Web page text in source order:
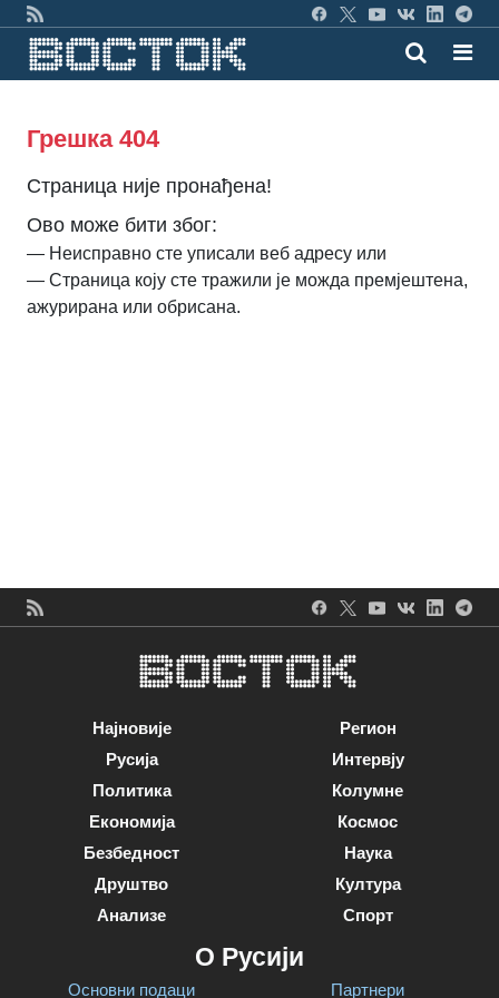
Грешка 404
Страница није пронађена!
Ово може бити због:
— Неисправно сте уписали веб адресу или
— Страница коју сте тражили је можда премјештена,
ажурирана или обрисана.
Најновије
Русија
Политика
Економија
Безбедност
Друштво
Анализе
Регион
Интервју
Колумне
Космос
Наука
Култура
Спорт
О Русији
Основни подаци Партнери